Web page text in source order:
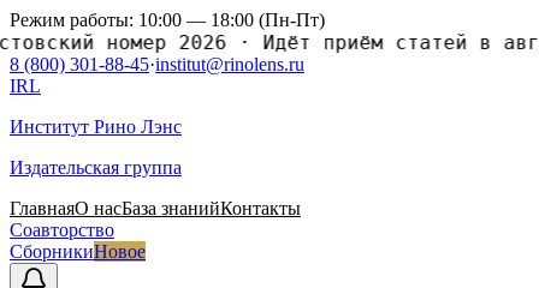
Режим работы: 10:00 — 18:00 (Пн-Пт)
номер 2026·Идёт приём статей в
8 (800) 301-88-45·institut@rinolens.ru
IRL
Институт Рино Лэнс
Издательская группа
ГлавнаяО насБаза знанийКонтакты
Соавторство
СборникиНовое